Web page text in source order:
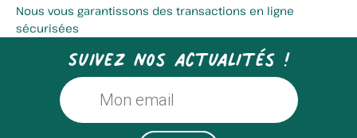
Nous vous garantissons des transactions en ligne
sécurisées
Suivez nos actualités !